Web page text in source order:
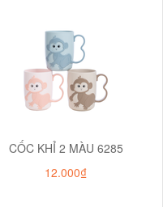
CỐC KHỈ 2 MÀU 6285
12.000₫